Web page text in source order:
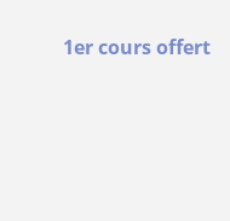
1er cours offert